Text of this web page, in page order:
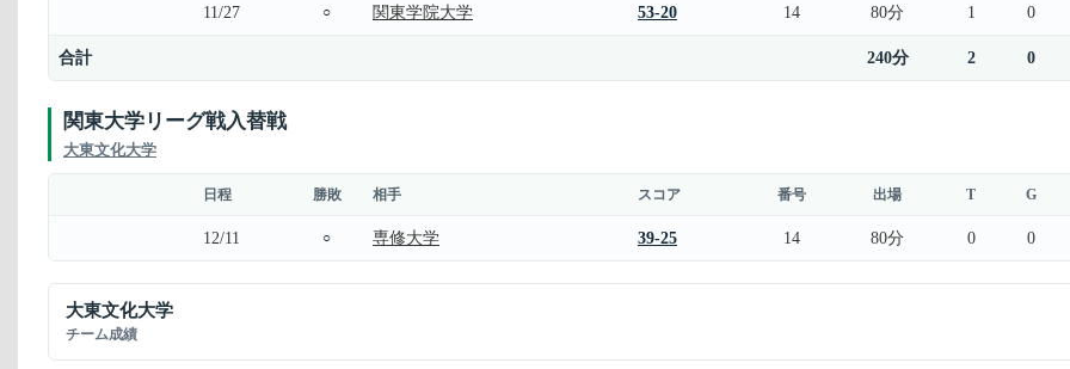
11/27 ○ 関東学院大学 53-20 14 80分 1 0
合計 240分 2 0
関東大学リーグ戦入替戦
大東文化大学
日程 勝敗 相手 スコア 番号 出場 T G
12/11 ○ 専修大学 39-25 14 80分 0 0
大東文化大学
チーム成績